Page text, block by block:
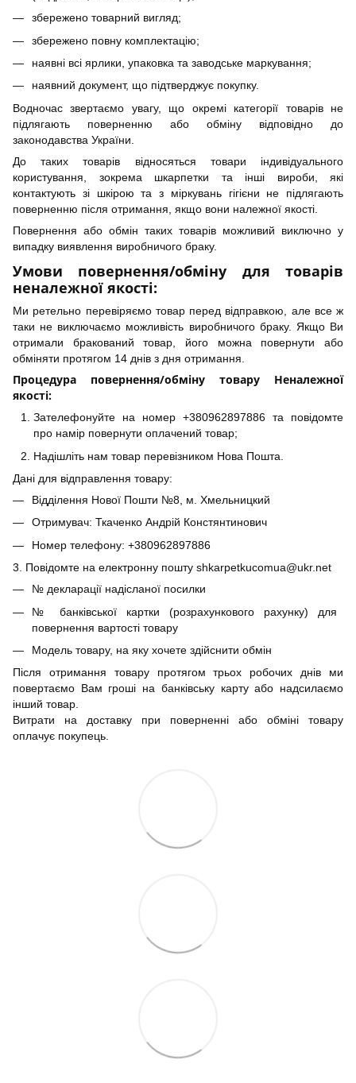
збережено товарний вигляд;
збережено повну комплектацію;
наявні всі ярлики, упаковка та заводське маркування;
наявний документ, що підтверджує покупку.
Водночас звертаємо увагу, що окремі категорії товарів не
підлягають поверненню або обміну відповідно до
законодавства України.
До таких товарів відносяться товари індивідуального
користування, зокрема шкарпетки та інші вироби, які
контактують зі шкірою та з міркувань гігієни не підлягають
поверненню після отримання, якщо вони належної якості.
Повернення або обмін таких товарів можливий виключно у
випадку виявлення виробничого браку.
Умови повернення/обміну для товарів
неналежної якості:
Ми ретельно перевіряємо товар перед відправкою, але все ж
таки не виключаємо можливість виробничого браку. Якщо Ви
отримали бракований товар, його можна повернути або
обміняти протягом 14 днів з дня отримання.
Процедура повернення/обміну товару Неналежної
якості:
Зателефонуйте на номер +380962897886 та повідомте
про намір повернути оплачений товар;
Надішліть нам товар перевізником Нова Пошта.
Дані для відправлення товару:
Відділення Нової Пошти №8, м. Хмельницкий
Отримувач: Ткаченко Андрій Констянтинович
Номер телефону: +380962897886
3. Повідомте на електронну пошту shkarpetkucomua@ukr.net
№ декларації надісланої посилки
№ банківської картки (розрахункового рахунку) для
повернення вартості товару
Модель товару, на яку хочете здійснити обмін
Після отримання товару протягом трьох робочих днів ми
повертаємо Вам гроші на банківську карту або надсилаємо
інший товар.
Витрати на доставку при поверненні або обміні товару
оплачує покупець.